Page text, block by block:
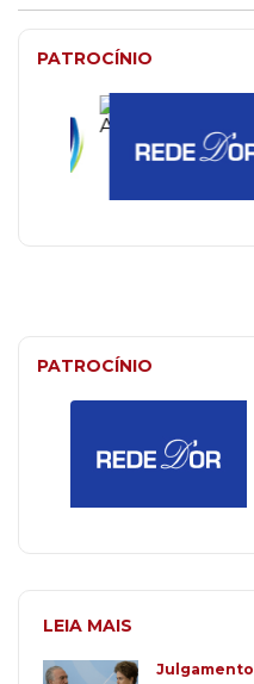
PATROCÍNIO
PATROCÍNIO
LEIA MAIS
Julgamento